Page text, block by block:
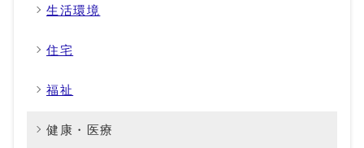
生活環境
住宅
福祉
健康・医療